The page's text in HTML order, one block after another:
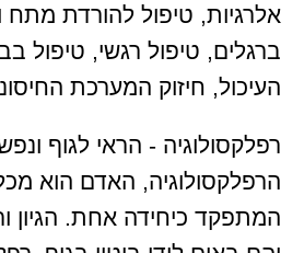
אלרגיות, טיפול להורדת מתח
ברגלים, טיפול רגשי, טיפול
העיכול, חיזוק המערכת
רפלקסולוגיה - הראי לגוף
הרפלקסולוגיה, האדם הוא
המתפקד כיחידה אחת. הגיון